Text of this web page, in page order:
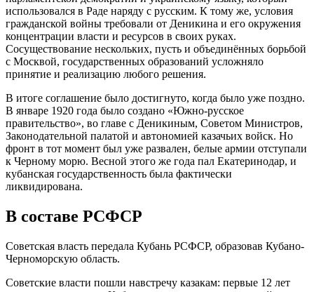
использовался в Раде наряду с русским. К тому же, условия
гражданской войны требовали от Деникина и его окружения
концентрации власти и ресурсов в своих руках.
Сосуществование нескольких, пусть и объединённых борьбой
с Москвой, государственных образований усложняло
принятие и реализацию любого решения.
В итоге соглашение было достигнуто, когда было уже поздно.
В январе 1920 года было создано «Южно-русское
правительство», во главе с Деникиным, Советом Министров,
Законодательной палатой и автономией казачьих войск. Но
фронт в тот момент был уже развален, белые армии отступали
к Черному морю. Весной этого же года пал Екатеринодар, и
кубанская государственность была фактически
ликвидирована.
В составе РСФСР
Советская власть передала Кубань РСФСР, образовав Кубано-
Черноморскую область.
Советские власти пошли навстречу казакам: первые 12 лет